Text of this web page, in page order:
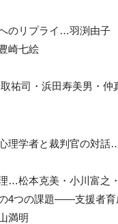
のリプライ…羽渕由子
崎七絵
祐司・浜田寿美男・仲
学者と裁判官の対話
…松本克美・小川富
4つの課題——支援者
満明